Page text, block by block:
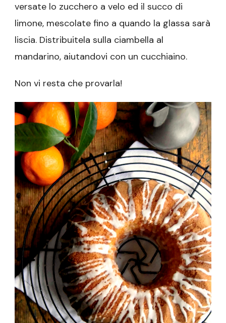
versate lo zucchero a velo ed il succo di
limone, mescolate fino a quando la glassa sarà
liscia. Distribuitela sulla ciambella al
mandarino, aiutandovi con un cucchiaino.
Non vi resta che provarla!